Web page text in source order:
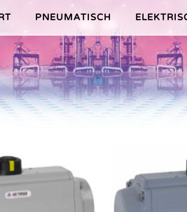
PNEUMATISCH
VORTEILE EDITION 2010
(20-100NM)
SERIE
VRX/VSX/VTX-
VORTEILE V-